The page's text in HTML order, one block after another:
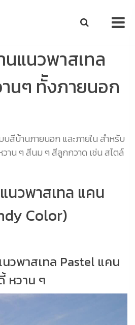
แนวพาสเทล
นๆ ทัังภายนอก
บสีบ้านภายนอก และภายใน สำหรับ
าน ๆ สีนม ๆ สีลูกกวาด เช่น สไตล์
นวพาสเทล แคน
Color)
วพาสเทล Pastel แคน
หวาน ๆ